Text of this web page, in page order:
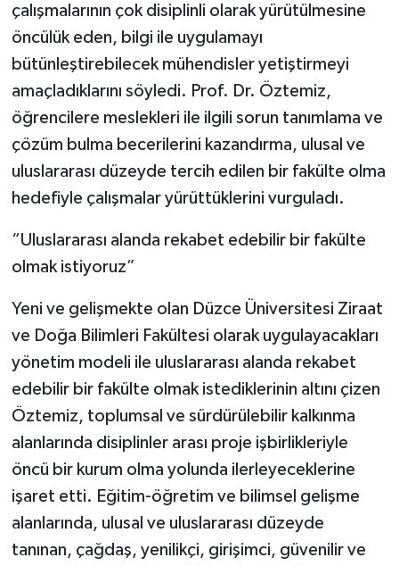
çalışmalarının çok disiplinli olarak yürütülmesine
öncülük eden, bilgi ile uygulamayı
bütünleştirebilecek mühendisler yetiştirmeyi
amaçladıklarını söyledi. Prof. Dr. Öztemiz,
öğrencilere meslekleri ile ilgili sorun tanımlama ve
çözüm bulma becerilerini kazandırma, ulusal ve
uluslararası düzeyde tercih edilen bir fakülte olma
hedefiyle çalışmalar yürüttüklerini vurguladı.
“Uluslararası alanda rekabet edebilir bir fakülte
olmak istiyoruz”
Yeni ve gelişmekte olan Düzce Üniversitesi Ziraat
ve Doğa Bilimleri Fakültesi olarak uygulayacakları
yönetim modeli ile uluslararası alanda rekabet
edebilir bir fakülte olmak istediklerinin altını çizen
Öztemiz, toplumsal ve sürdürülebilir kalkınma
alanlarında disiplinler arası proje işbirlikleriyle
öncü bir kurum olma yolunda ilerleyeceklerine
işaret etti. Eğitim-öğretim ve bilimsel gelişme
alanlarında, ulusal ve uluslararası düzeyde
tanınan, çağdaş, yenilikçi, girişimci, güvenilir ve